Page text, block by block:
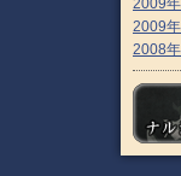
2009
2009
2008